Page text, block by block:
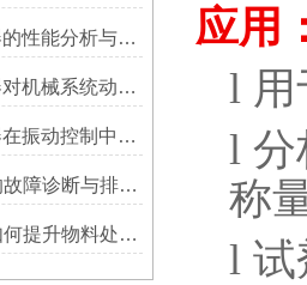
Blacoh脉冲阻尼器的性能分析与测试方法
Blacoh脉冲阻尼器对机械系统动态特性的影响分析
Blacoh脉冲阻尼器在振动控制中的作用分析
Tyler筛网振动筛的故障诊断与排除方法总结
Tyler筛网振动筛如何提升物料处理能力
应用
l
l 分
称
l 试